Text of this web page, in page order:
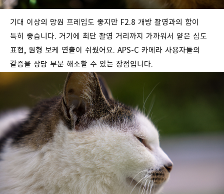
기대 이상의 망원 프레임도 좋지만 F2.8 개방 촬영과의 합이
특히 좋습니다. 거기에 최단 촬영 거리까지 가까워서 얕은 심도
표현, 원형 보케 연출이 쉬웠어요. APS-C 카메라 사용자들의
갈증을 상당 부분 해소할 수 있는 장점입니다.